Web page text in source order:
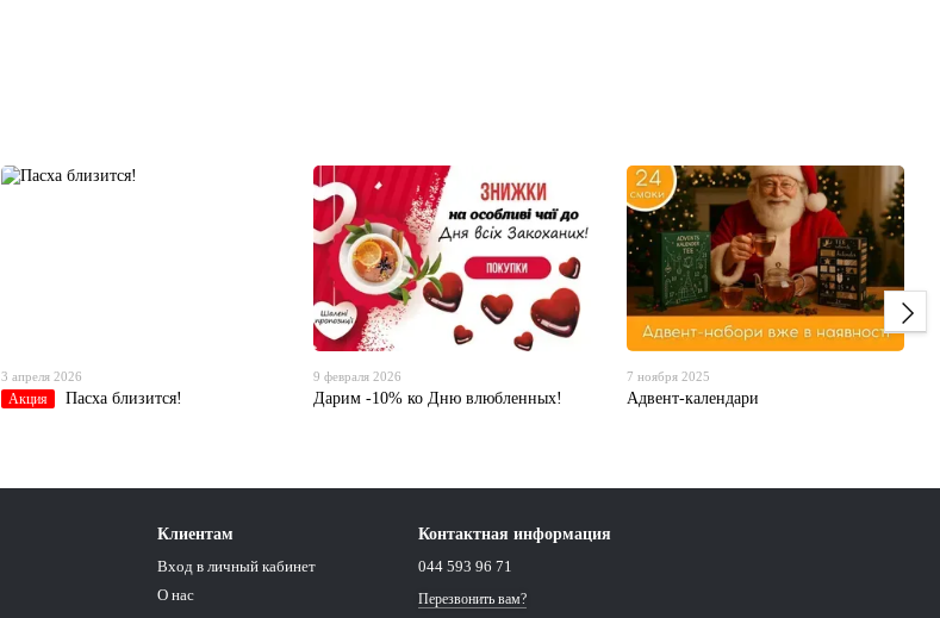
3 апреля 2026
Акция Пасха близится!
9 февраля 2026
Дарим -10% ко Дню влюбленных!
7 ноября 2025
Адвент-календари
Клиентам
Вход в личный кабинет
О нас
Контактная информация
044 593 96 71
Перезвонить вам?